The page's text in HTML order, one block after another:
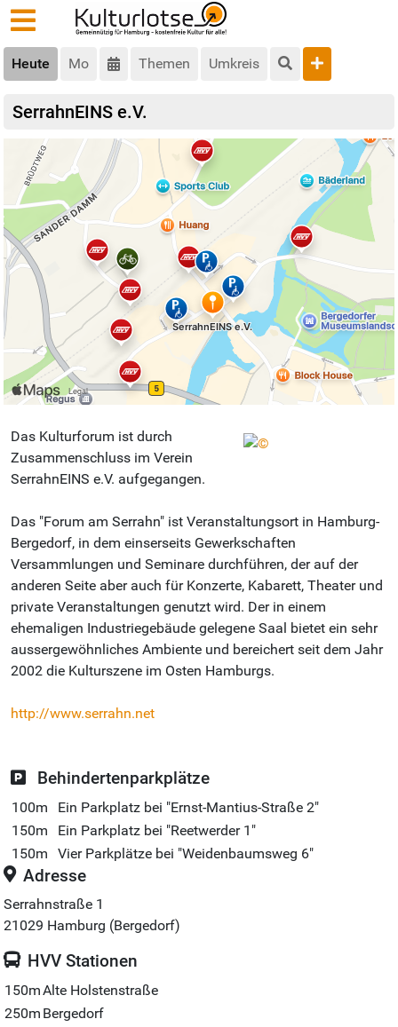
Heute Mo Themen Umkreis
SerrahnEINS e.V.
Das Kulturforum ist durch
Zusammenschluss im Verein
SerrahnEINS e.V. aufgegangen.
Das "Forum am Serrahn" ist Veranstaltungsort in Hamburg-
Bergedorf, in dem einserseits Gewerkschaften
Versammlungen und Seminare durchführen, der auf der
anderen Seite aber auch für Konzerte, Kabarett, Theater und
private Veranstaltungen genutzt wird. Der in einem
ehemaligen Industriegebäude gelegene Saal bietet ein sehr
aussergewöhnliches Ambiente und bereichert seit dem Jahr
2002 die Kulturszene im Osten Hamburgs.
http://www.serrahn.net
Behindertenparkplätze
100m
Ein Parkplatz bei "Ernst-Mantius-Straße 2"
150m
Ein Parkplatz bei "Reetwerder 1"
150m
Vier Parkplätze bei "Weidenbaumsweg 6"
Adresse
Serrahnstraße 1
21029 Hamburg (Bergedorf)
HVV Stationen
150mAlte Holstenstraße
250m Bergedorf